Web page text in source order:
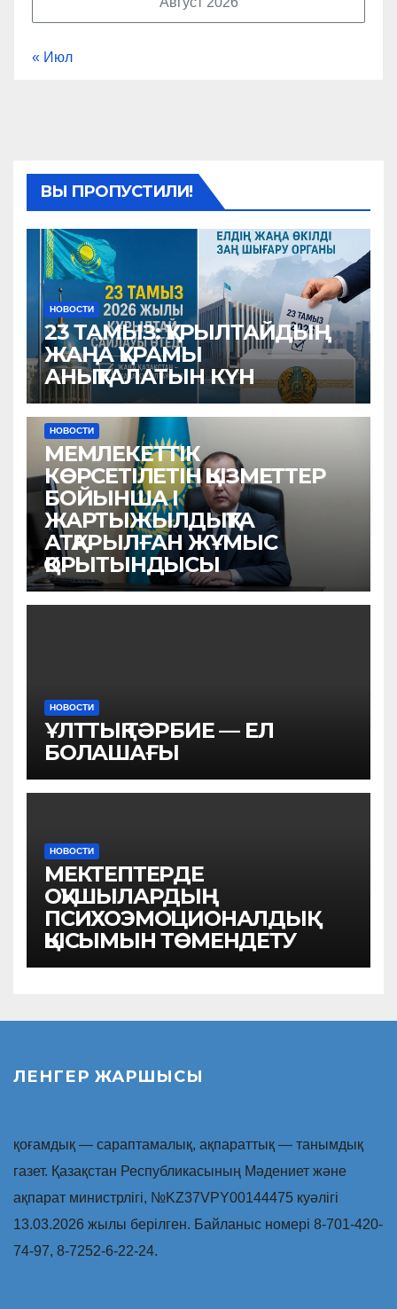
« Июл
ВЫ ПРОПУСТИЛИ!
НОВОСТИ
23 ТАМЫЗ: ҚҰРЫЛТАЙДЫҢ
ЖАҢА ҚҰРАМЫ
АНЫҚТАЛАТЫН КҮН
НОВОСТИ
МЕМЛЕКЕТТІК
КӨРСЕТІЛЕТІН ҚЫЗМЕТТЕР
БОЙЫНША I
ЖАРТЫЖЫЛДЫҚТА
АТҚАРЫЛҒАН ЖҰМЫС
ҚОРЫТЫНДЫСЫ
НОВОСТИ
ҰЛТТЫҚ ТӘРБИЕ — ЕЛ
БОЛАШАҒЫ
НОВОСТИ
МЕКТЕПТЕРДЕ
ОҚУШЫЛАРДЫҢ
ПСИХОЭМОЦИОНАЛДЫҚ
ҚЫСЫМЫН ТӨМЕНДЕТУ
ЛЕНГЕР ЖАРШЫСЫ
қоғамдық — сараптамалық, ақпараттық — танымдық
газет. Қазақстан Республикасының Мәдениет және
ақпарат министрлігі, №KZ37VPY00144475 куәлігі
13.03.2026 жылы берілген. Байланыс номері 8-701-420-
74-97, 8-7252-6-22-24.